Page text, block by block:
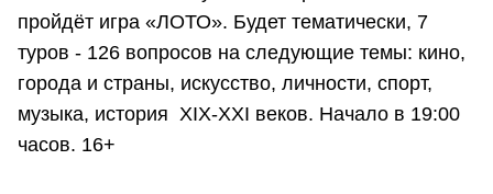
пройдёт игра «ЛОТО». Будет тематически, 7
туров - 126 вопросов на следующие темы: кино,
города и страны, искусство, личности, спорт,
музыка, история XIX-XXI веков. Начало в 19:00
часов. 16+